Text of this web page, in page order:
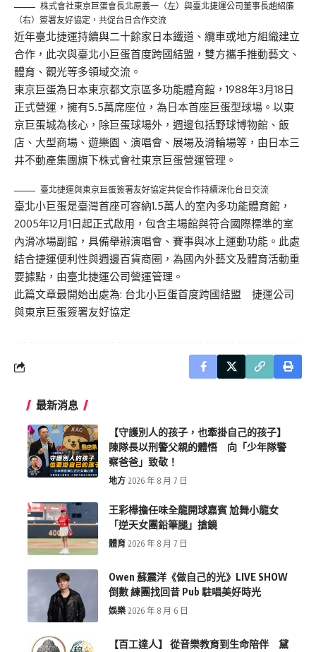
株式會社東京巨蛋會長北原義一（左）與臺北捷運公司董事長趙紹廉
（右）簽署友好協定，共促台日合作交流
近年臺北捷運持續與二十餘家日本鐵道、纜車或地方組織建立
合作，此次與臺北小巨蛋首度跨國結盟，雙方攜手推動藝文、
體育、觀光等多領域交流。
東京巨蛋為日本東京都文京區多功能體育館，1988年3月18日
正式營運，擁有5.5萬席座位，為日本首座巨蛋型球場。以東
京巨蛋城為核心，除巨蛋球場外，週邊包括野球博物館、飯
店、大型商場、遊樂園、演唱會、展場及滑輪場等，由日本三
井不動產集團旗下株式會社東京巨蛋營運管理。
臺北捷運與東京巨蛋簽署友好協定共促合作持續深化台日交流
臺北小巨蛋是臺灣首座可容納1.5萬人的室內多功能體育館，
2005年12月1日起正式啟用，包含主場館與符合國際標準的室
內滑冰場副館，具備舉辦演唱會、賽事與冰上運動功能。此處
結合捷運便利性與週邊百貨商圈，為國內外藝文及體育活動重
要據點，由臺北捷運公司營運管理。
此篇文章最開始出處為: 台北小巨蛋首度跨國結盟 捷運公司
與東京巨蛋簽署友好協定
最新消息
【守護別人的孩子，也牽掛自己的孩子】
陳隊長以刑警父親的體悟 向「少年隊警
察爸爸」致敬！
地方 2026 年 8 月 7 日
王彩樺擔任味全龍開球嘉賓 尬舞小龍女
「逆天女團鉛筆腿」搶鏡
體育 2026 年 8 月 7 日
Owen 蘇震洋《做自己的光》LIVE SHOW
倒數 練團找回昔 Pub 駐唱美好時光
娛樂 2026 年 8 月 6 日
【百工達人】 從音樂教育到生命陪伴 黛